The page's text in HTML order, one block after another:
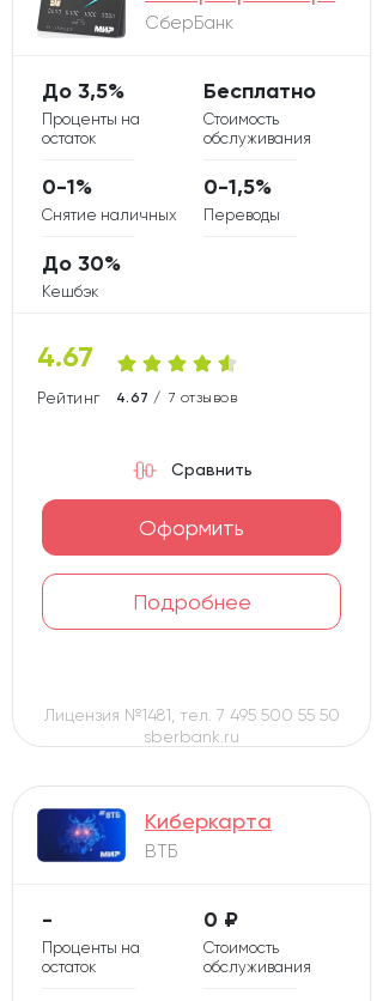
СберБанк
4.67
Рейтинг карты
4.67 / 7 отзывов
Проценты на
остаток
До 3,5%
Стоимость
обслуживания
Бесплатно
Снятие наличных
0-1%
Переводы
0-1,5%
Кешбэк
До 30%
Оформить
Подробнее
Сравнить
Лицензия №1481, тел. 7 495 500 55 50
sberbank.ru
Киберкарта
ВТБ
Проценты на
остаток
-
Стоимость
обслуживания
0 ₽